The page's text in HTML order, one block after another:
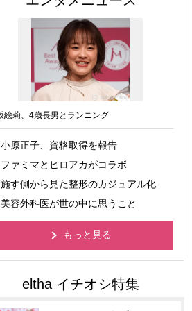
絵莉、4歳長男とランニング
小原正子、資格取得を報告
ファミマとヒロアカがコラボ
施す側から見た整形のカジュアル化
美容外科医が世の中に思うこと
もっと見る